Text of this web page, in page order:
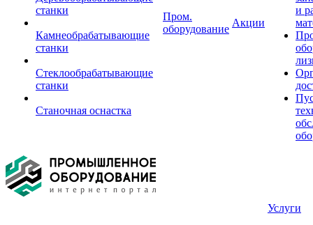
станки
Камнеобрабатывающие
станки
Стеклообрабатывающие
станки
Станочная оснастка
Пром.
оборудование
Акции
и
Услуги